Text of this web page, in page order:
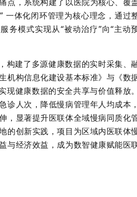
一体化闭环管理为核心理念，通过
务模式实现从“被动治疗”向“主动
，构建了多源健康数据的实时采集、
机构信息化建设基本标准》与《数
健康数据的安全共享与价值释放。
人次，降低慢病管理年人均成本，
，显著提升医联体全域慢病同质化
的创新实践，项目为区域内医联体
与经济效益，成为数智健康赋能医